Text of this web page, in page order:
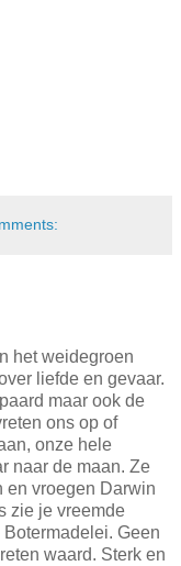
het weidegroen
liefde en gevaar.
maar ook de
ons op of
onze hele
naar de maan. Ze
en vroegen Darwin
zie je vreemde
Geen
waard. Sterk en